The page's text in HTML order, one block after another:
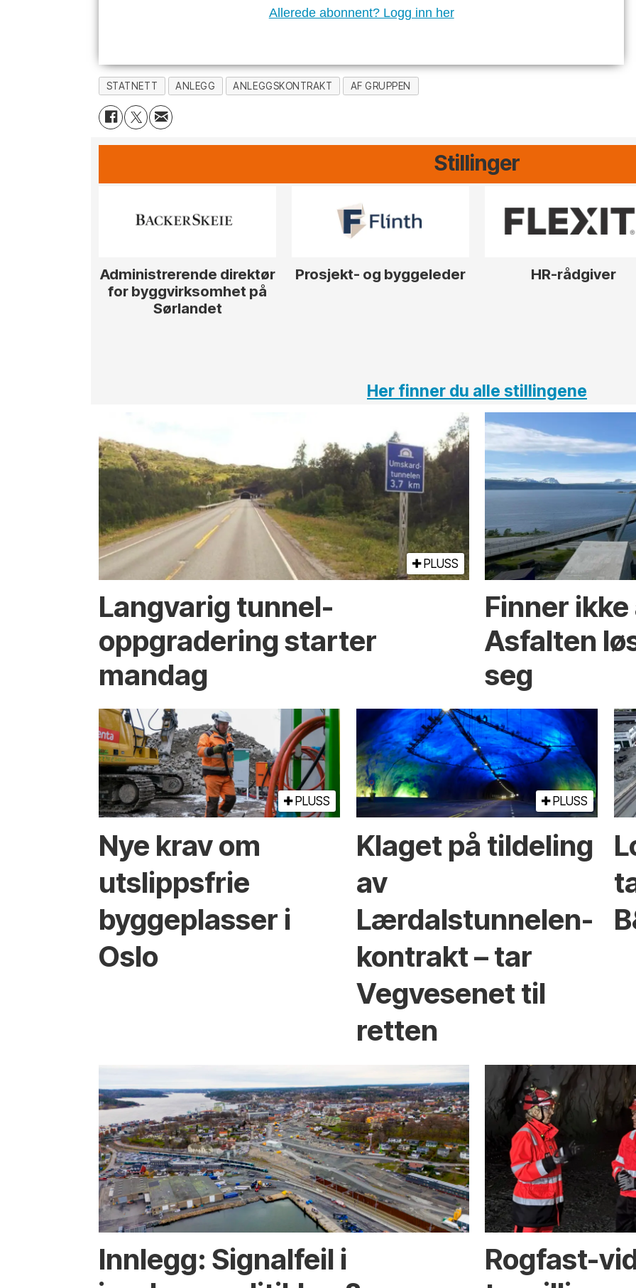
Allerede abonnent? Logg inn her
STATNETT ANLEGG ANLEGGSKONTRAKT AF GRUPPEN
Stillinger
Administrerende direktør
for byggvirksomhet på
Sørlandet
Prosjekt- og byggeleder HR-rådgiver
Her finner du alle stillingene
PLUSS
Langvarig tunnel­
oppgradering starter
mandag
Finner
Asfalten
seg
PLUSS
Nye krav om
utslippsfrie
byggeplasser i
Oslo
PLUSS
Klaget på tildeling
av
Lærdalstunnelen-
kontrakt – tar
Vegvesenet til
retten
Innlegg: Signalfeil i
Rogfast-